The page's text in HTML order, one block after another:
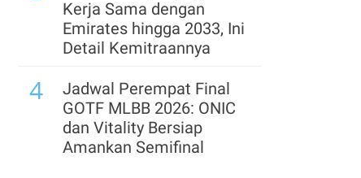
Kerja Sama dengan
Emirates hingga 2033, Ini
Detail Kemitraannya
4
Jadwal Perempat Final
GOTF MLBB 2026: ONIC
dan Vitality Bersiap
Amankan Semifinal